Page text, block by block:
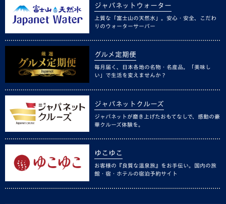
ジャパネットウォーター
上質な「富士山の天然水」。安心・安全、こだわ
りのウォーターサーバー
グルメ定期便
毎月届く、日本各地の名物・名産品。「美味し
い」で生活を変えませんか？
ジャパネットクルーズ
ジャパネットが磨き上げたおもてなしで、感動の豪
華クルーズ体験を。
ゆこゆこ
お客様の『良質な温泉旅』をお手伝い。国内の旅
館・宿・ホテルの宿泊予約サイト